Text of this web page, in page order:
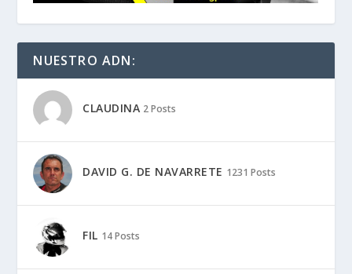
NUESTRO ADN:
CLAUDINA 2 Posts
DAVID G. DE NAVARRETE 1231 Posts
FIL 14 Posts